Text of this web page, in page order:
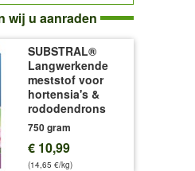
wij u aanraden
SUBSTRAL®
Langwerkende
meststof voor
hortensia's &
rododendrons
750 gram
€ 10,99
(14,65 €/kg)